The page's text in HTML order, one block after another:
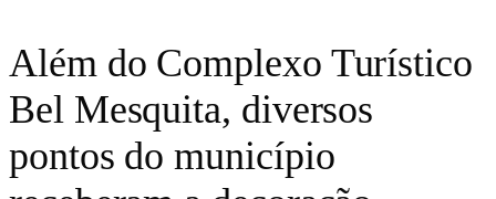
Além do Complexo Turístico
Bel Mesquita, diversos
pontos do município